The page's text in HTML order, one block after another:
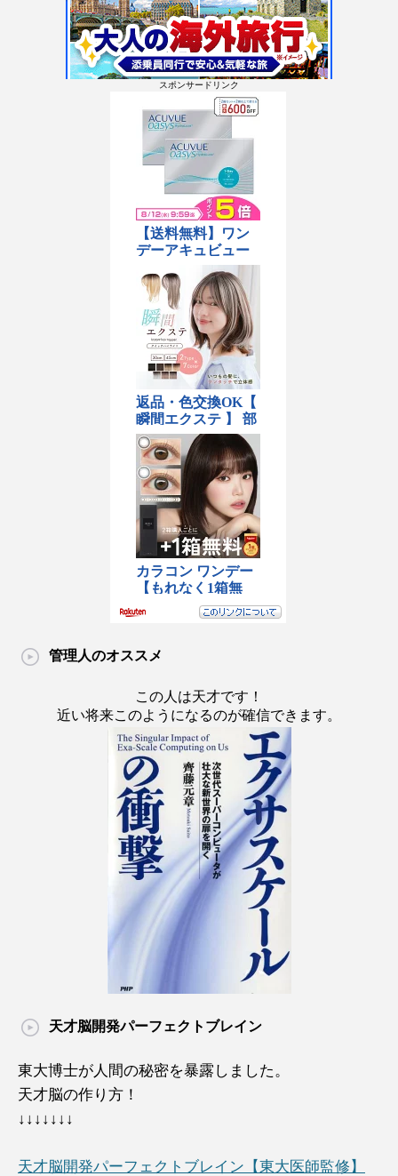
スポンサードリンク
管理人のオススメ
この人は天才です！
近い将来このようになるのが確信できます。
天才脳開発パーフェクトブレイン
東大博士が人間の秘密を暴露しました。
天才脳の作り方！
↓↓↓↓↓↓↓
天才脳開発パーフェクトブレイン【東大医師監修】